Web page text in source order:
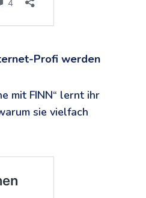
Profi werden
mit FINN“ lernt ihr
sie vielfach